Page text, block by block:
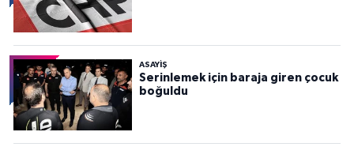
ASAYİŞ
Serinlemek için baraja giren çocuk
boğuldu